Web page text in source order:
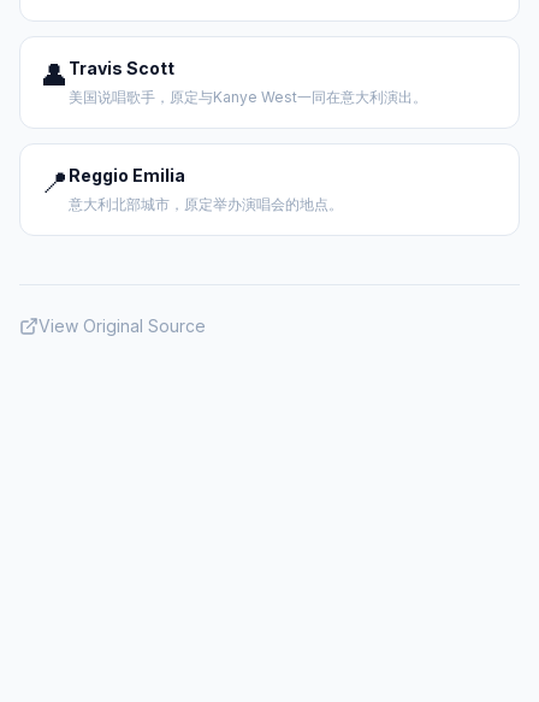
👤 Travis Scott
美国说唱歌手，原定与Kanye West一同在意大利演出。
📍 Reggio Emilia
意大利北部城市，原定举办演唱会的地点。
View Original Source